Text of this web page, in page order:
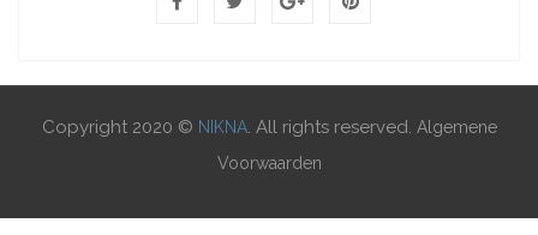
Copyright 2020 © NIKNA. All rights reserved. Algemene
Voorwaarden